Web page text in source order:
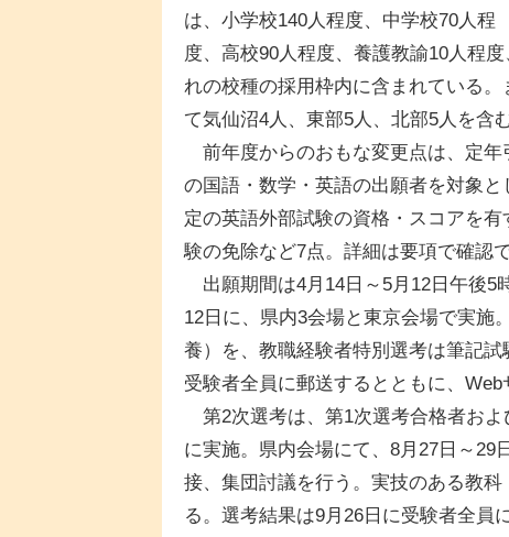
は、小学校140人程度、中学校70人程
度、高校90人程度、養護教諭10人程
れの校種の採用枠内に含まれている
て気仙沼4人、東部5人、北部5人を含む
前年度からのおもな変更点は、定年
の国語・数学・英語の出願者を対象
定の英語外部試験の資格・スコアを
験の免除など7点。詳細は要項で確認で
出願期間は4月14日～5月12日午後5
12日に、県内3会場と東京会場で実施
養）を、教職経験者特別選考は筆記
受験者全員に郵送するとともに、
第2次選考は、第1次選考合格者お
に実施。県内会場にて、8月27日～29
接、集団討議を行う。実技のある教
る。選考結果は9月26日に受験者全員